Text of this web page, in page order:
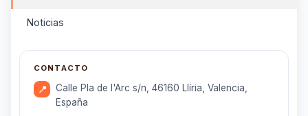
Noticias
CONTACTO
📍
Calle Pla de l'Arc s/n, 46160 Llíria, Valencia,
España